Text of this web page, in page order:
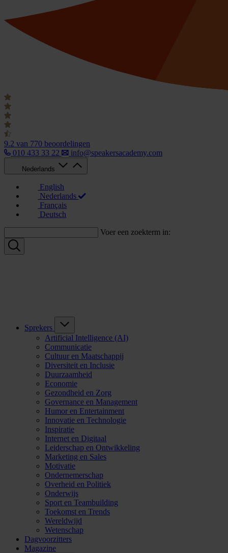
9.2 van 770 beoordelingen
010 433 33 22
info@speakersacademy.com
Nederlands
English
Nederlands
Français
Deutsch
Voer een zoekterm in:
Sprekers
Artificial Intelligence (AI)
Communicatie
Cultuur en Maatschappij
Diversiteit en Inclusie
Duurzaamheid
Economie
Gezondheid en Zorg
Governance en Management
Humor en Entertainment
Innovatie en Technologie
Inspiratie
Internet en Digitaal
Leiderschap en Ontwikkeling
Marketing en Sales
Motivatie
Ondernemerschap
Overheid en Politiek
Onderwijs
Sport en Teambuilding
Toekomst en Trends
Wereldwijd
Wetenschap
Dagvoorzitters
Magazine